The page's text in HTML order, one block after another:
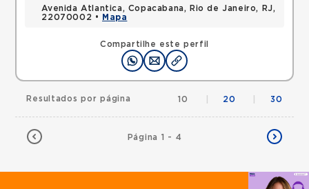
Compartilhe este perfil
Avenida Atlantica, Copacabana, Rio de Janeiro, RJ,
22070002 •
Mapa
Página 1 - 4
Resultados por página 10 20 30